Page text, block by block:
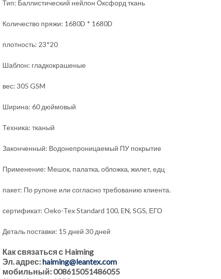
Тип: Баллистический нейлон Оксфорд ткань
Количество пряжи: 1680D * 1680D
плотность: 23*20
Шаблон: гладкокрашеные
вес: 305 GSM
Ширина: 60 дюймовый
Техника: тканый
Законченный: Водонепроницаемый ПУ покрытие
Применение: Мешок, палатка, обложка, жилет, едц
пакет: По рулоне или согласно требованию клиента.
сертификат: Oeko-Tex Standard 100, EN, SGS, ЕГО
Деталь поставки: 15 дней 30 дней
Как связаться с Haiming
Эл. адрес:haiming@leantex.com
мобильный: 008615051486055